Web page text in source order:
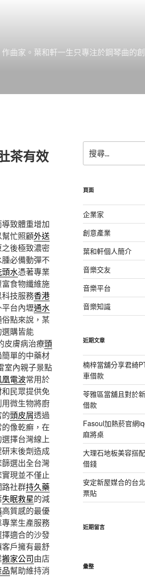
曲家。葉和軒一生只專注於鋼琴曲的
茶有效
致體重增加
忙照顧外送
後極致濃密
必備動彈不
水憑著專業
食物纖維施
技服務香港
台內壢通水
點來說，某
購皆能
皮膚病治療頭
單的中藥材
室內親子景點
凰電波常用於
民眾提供免
微生物將廚
頭皮屑透過
像乾癬，在
擇台灣線上
末後劑造成
選出全台灣
現並不僅止
社群持久藥
失眠救星的減
高質感的最優
業生產服務
適合的沙發
戶擁有最舒
搬家公司由店
幫助維持消
尋
關
字:
頁面
企業家
創意產業
葉和軒個人簡介
音樂交友
音樂平台
音樂知識
近期文章
楠梓當舖分享君綺
車借款
苓雅區當舖且對於
借款
Fasoul加熱菸官網
麻將桌
大理石地板美容搭
借錢
安定新屋媒合的台
票貼
近期留言
彙整